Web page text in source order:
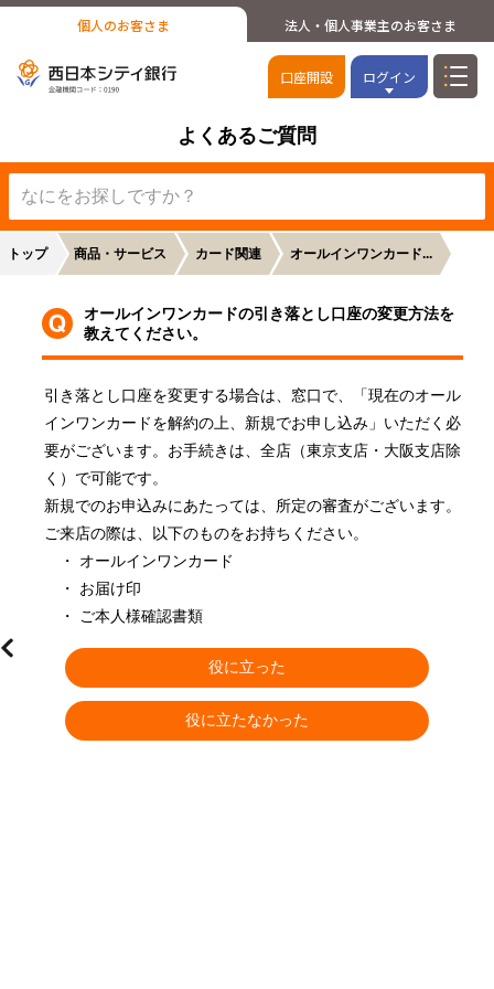
個人のお客さま 法人・個人事業主のお客さま
口座開設 ログイン
よくあるご質問
トップ 商品・サービス カード関連 オールインワンカード...
オールインワンカードの引き落とし口座の変更方法を
教えてください。
引き落とし口座を変更する場合は、窓口で、「現在のオール
インワンカードを解約の上、新規でお申し込み」いただく必
要がございます。お手続きは、全店（東京支店・大阪支店除
く）で可能です。
新規でのお申込みにあたっては、所定の審査がございます。
ご来店の際は、以下のものをお持ちください。
・ オールインワンカード
・ お届け印
・ ご本人様確認書類
役に立った
役に立たなかった